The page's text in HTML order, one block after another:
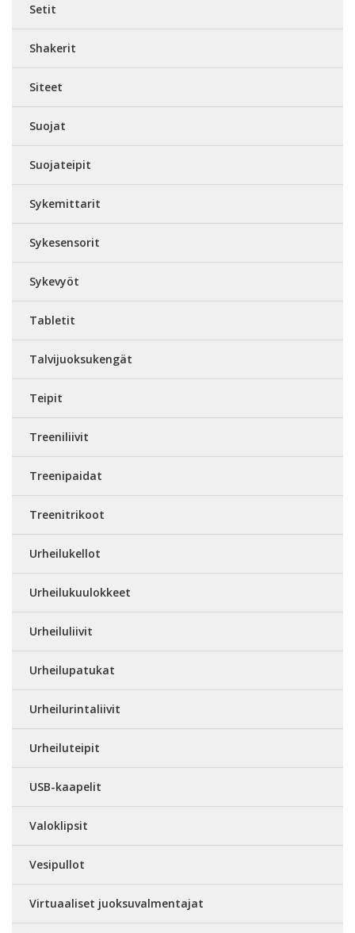
Setit
Shakerit
Siteet
Suojat
Suojateipit
Sykemittarit
Sykesensorit
Sykevyöt
Tabletit
Talvijuoksukengät
Teipit
Treeniliivit
Treenipaidat
Treenitrikoot
Urheilukellot
Urheilukuulokkeet
Urheiluliivit
Urheilupatukat
Urheilurintaliivit
Urheiluteipit
USB-kaapelit
Valoklipsit
Vesipullot
Virtuaaliset juoksuvalmentajat